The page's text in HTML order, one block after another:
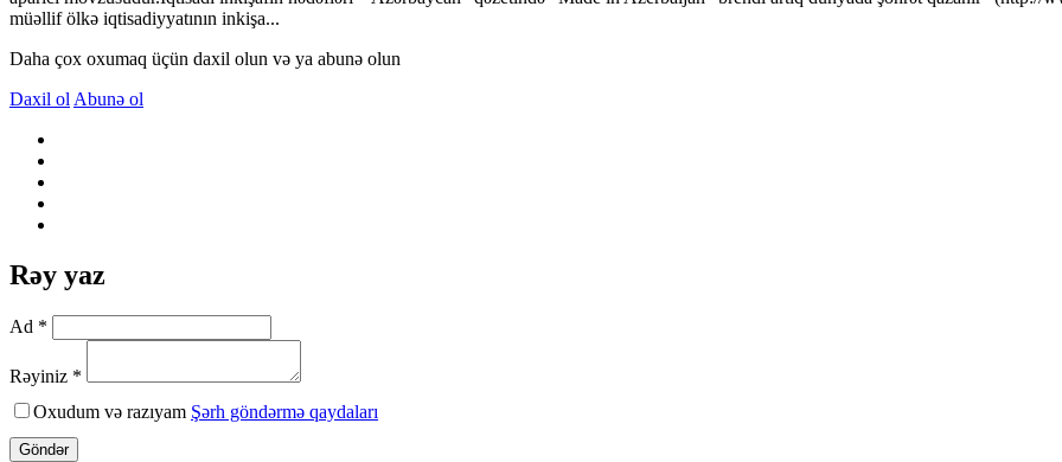
müəllif ölkə iqtisadiyyatının inkişa...
Daha çox oxumaq üçün daxil olun və ya abunə olun
Daxil ol Abunə ol
Rəy yaz
Ad *
Rəyiniz *
Oxudum və razıyam Şərh göndərmə qaydaları
Göndər